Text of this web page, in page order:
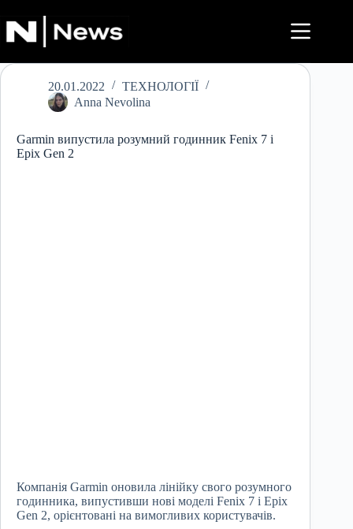
до
вмісту
20.01.2022
ТЕХНОЛОГІЇ
Anna Nevolina
Garmin випустила розумний годинник Fenix ​​7 і
Epix Gen 2
Компанія Garmin оновила лінійку свого розумного
годинника, випустивши нові моделі Fenix ​​7 і Epix
Gen 2, орієнтовані на вимогливих користувачів.